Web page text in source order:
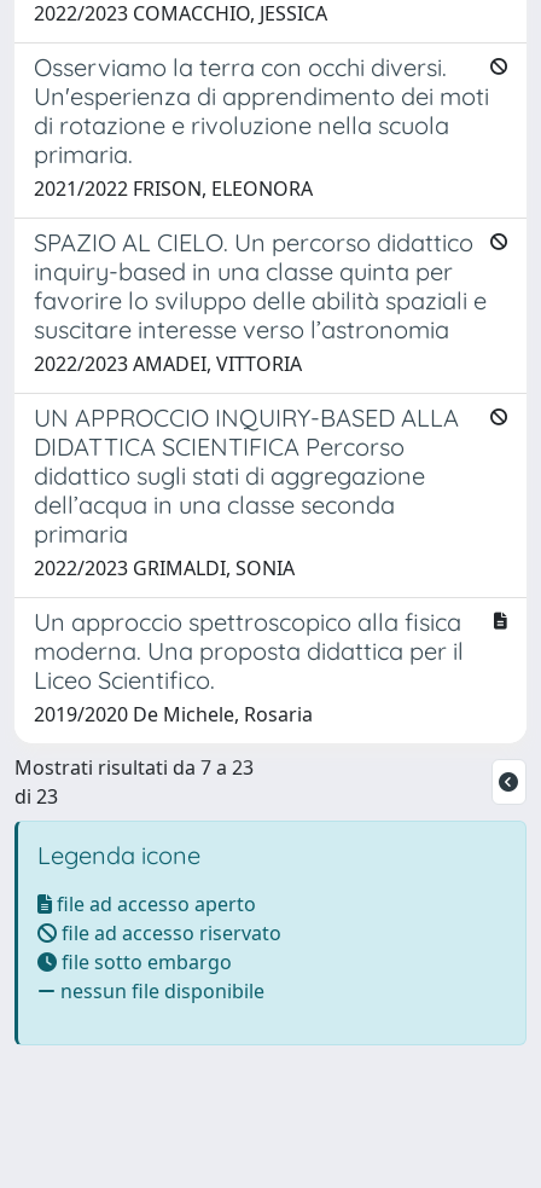
2022/2023 COMACCHIO, JESSICA
Osserviamo la terra con occhi diversi.
Un'esperienza di apprendimento dei moti
di rotazione e rivoluzione nella scuola
primaria.
2021/2022 FRISON, ELEONORA
SPAZIO AL CIELO. Un percorso didattico
inquiry-based in una classe quinta per
favorire lo sviluppo delle abilità spaziali e
suscitare interesse verso l’astronomia
2022/2023 AMADEI, VITTORIA
UN APPROCCIO INQUIRY-BASED ALLA
DIDATTICA SCIENTIFICA Percorso
didattico sugli stati di aggregazione
dell’acqua in una classe seconda
primaria
2022/2023 GRIMALDI, SONIA
Un approccio spettroscopico alla fisica
moderna. Una proposta didattica per il
Liceo Scientifico.
2019/2020 De Michele, Rosaria
Mostrati risultati da 7 a 23
di 23
Legenda icone
file ad accesso aperto
file ad accesso riservato
file sotto embargo
nessun file disponibile